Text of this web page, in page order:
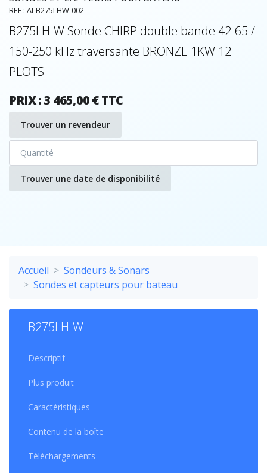
REF : AI-B275LHW-002
B275LH-W Sonde CHIRP double bande 42-65 /
150-250 kHz traversante BRONZE 1KW 12
PLOTS
PRIX : 3 465,00 € TTC
Trouver un revendeur
Trouver une date de disponibilité
Accueil
Sondeurs & Sonars
Sondes et capteurs pour bateau
B275LH-W
Descriptif
Plus produit
Caractéristiques
Contenu de la boîte
Téléchargements